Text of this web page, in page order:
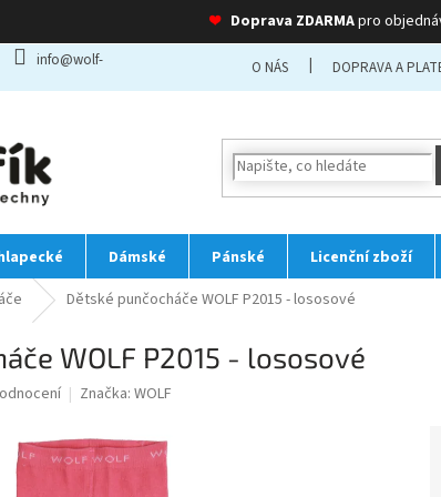
❤ Doprava ZDARMApro
info@wolf-
O NÁS DOPRAVA A
Dámské Pánské Licenční zboží
Dětské punčocháče WOLF P2015 - lososové
WOLF P2015 - lososové
Značka: WOLF